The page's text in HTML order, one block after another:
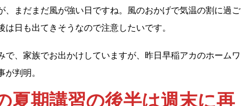
、まだまだ風が強い日ですね。風のおかげで気温の割に過ご
は日も出てきそうなので注意したいです。
で、家族でお出かけしていますが、昨日早稲アカのホームワ
が判明。
夏期講習の後半は週末に再